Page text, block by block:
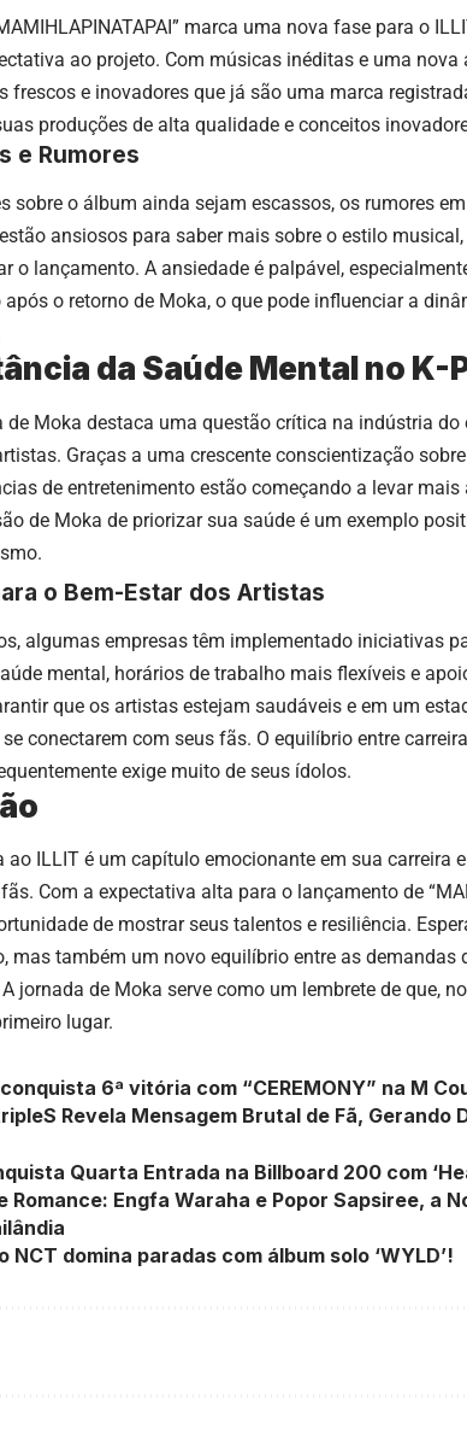
marca uma nova fase para o
ao projeto. Com músicas inéditas e uma
frescos e inovadores que já são uma marca
produções de alta qualidade e conceitos
e Rumores
sobre o álbum ainda sejam escassos, os rumores
ansiosos para saber mais sobre o estilo
o lançamento. A ansiedade é palpável,
o retorno de Moka, o que pode influenciar a
da Saúde Mental no K-
de Moka destaca uma questão crítica na indústria
Graças a uma crescente conscientização
de entretenimento estão começando a levar
de Moka de priorizar sua saúde é um exemplo
o Bem-Estar dos Artistas
algumas empresas têm implementado iniciativas
mental, horários de trabalho mais flexíveis e
que os artistas estejam saudáveis e em um
conectarem com seus fãs. O equilíbrio entre
exige muito de seus ídolos.
ao ILLIT é um capítulo emocionante em sua carreira
Com a expectativa alta para o lançamento de
de mostrar seus talentos e resiliência.
mas também um novo equilíbrio entre as
jornada de Moka serve como um lembrete de que,
lugar.
6ª vitória com “CEREMONY” na M
Revela Mensagem Brutal de Fã, Gerando
Quarta Entrada na Billboard 200 com
Romance: Engfa Waraha e Popor Sapsiree, a
NCT domina paradas com álbum solo ‘WYLD’!